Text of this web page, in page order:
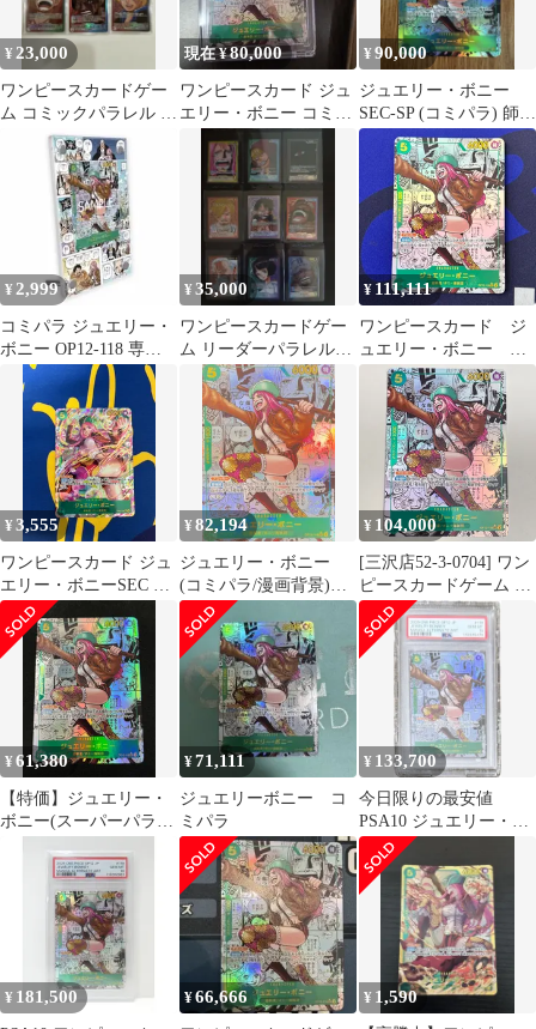
¥ 23,000
ワンピースカードゲー
ム コミックパラレル ま
とめ売り、ゴットパッ
現在 ¥80,000
ワンピースカード ジュ
エリー・ボニー コミパ
¥90,000
ジュエリー・ボニー
SEC-SP (コミパラ) 師弟
の絆
¥ 2,999
コミパラ ジュエリー・
ボニー OP12-118 専用
ディスプレイフレーム
¥35,000
ワンピースカードゲー
ム リーダーパラレルカ
ード 9枚セット
¥ 111,111
ワンピースカード ジ
ュエリー・ボニー コ
ミパラ
¥3,555
ワンピースカード ジュ
エリー・ボニーSEC パ
ラレル OP12-118 師弟
の絆
¥82,194
ジュエリー・ボニー
(コミパラ/漫画背景)
[SEC] {OP12-118} 1枚
¥ 104,000
[三沢店52-3-0704] ワン
ピースカードゲーム ジ
ュエリー・ボニー
SEC コミパラ OP12-
118 【店舗併売品】
¥61,380
【特価】ジュエリー・
ボニー(スーパーパラレ
118〉[師弟の絆] コミパ
¥71,111
ジュエリーボニー コ
ミパラ
¥ 133,700
今日限りの最安値
PSA10 ジュエリー・ボ
ニー OP12-118 コミパ
ラ
¥ 181,500 ¥66,666 ¥ 1,590